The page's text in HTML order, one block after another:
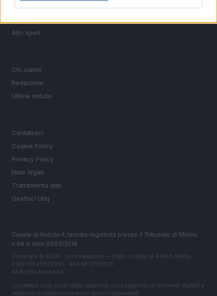
Motori
Altri sport
Chi siamo
Redazione
Ultime notizie
Contattaci
Cookie Policy
Privacy Policy
Note legali
Trattamento dati
Gestisci Utiq
Canale di Notizie.it, testata registrata presso il Tribunale di Milano
n.68 in data 01/03/2018
Copyright © 2026 · Sportmagazine — Edito in Italia da AdHub Media
P.IVA 13542920965 · REA MI 2729933
All Rights Reserved
I contenuti sono curati dalla redazione con il supporto di strumenti digitali e
realizzati in collaborazione con autori indipendenti.